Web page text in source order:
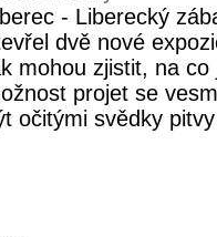
- Liberecký
dvě nové
mohou zjistit, na
projet se
očitými svědky